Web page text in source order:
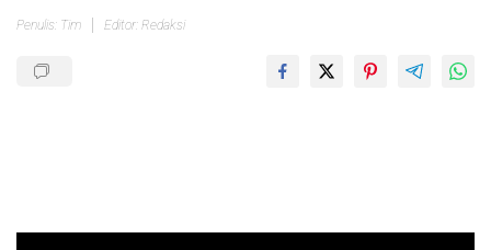
Penulis: Tim Editor: Redaksi